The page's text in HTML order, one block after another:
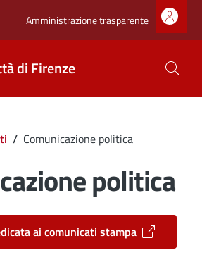
Zona superiore
Amministrazione trasparente
di Firenze
pane
/ Comunicazione politica
politica
ai comunicati stampa